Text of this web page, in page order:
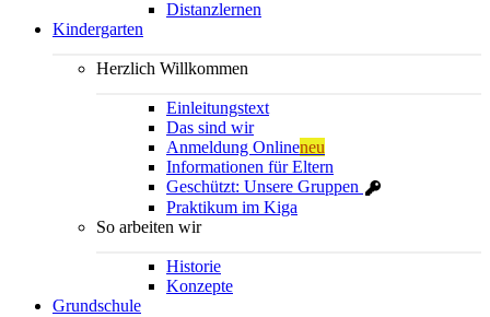
Distanzlernen
Kindergarten
Herzlich Willkommen
Einleitungstext
Das sind wir
Anmeldung Onlineneu
Informationen für Eltern
Geschützt: Unsere Gruppen
Praktikum im Kiga
So arbeiten wir
Historie
Konzepte
Grundschule